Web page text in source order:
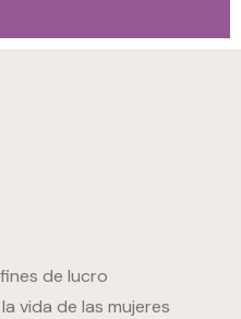
de lucro
vida de las mujeres